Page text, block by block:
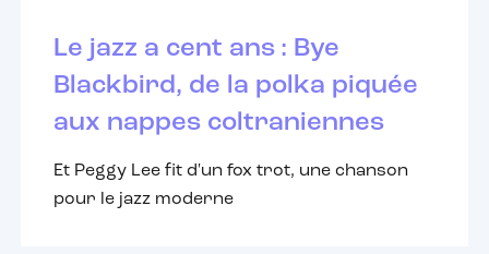
Le jazz a cent ans : Bye
Blackbird, de la polka piquée
aux nappes coltraniennes
Et Peggy Lee fit d'un fox trot, une chanson
pour le jazz moderne